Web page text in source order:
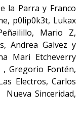
la Parra y Franco
p0lip0k3t, Lukax
Mario Z,
Andrea Galvez y
Mari Etcheverry
Gregorio Fontén,
Electros, Carlos
Sinceridad,